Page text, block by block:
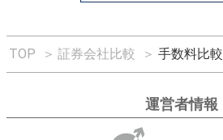
TOP ＞ 証券会社比較 ＞ 手数料比較
運営者情報